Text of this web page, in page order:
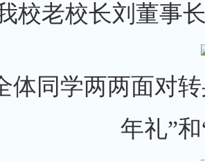
校老校长刘董事
体同学两两面对
年礼”